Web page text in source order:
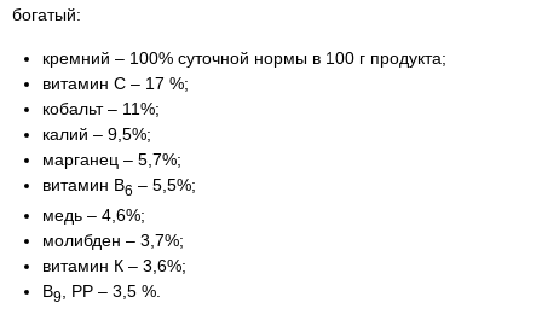
богатый:
кремний – 100% суточной нормы в 100 г продукта;
витамин С – 17 %;
кобальт – 11%;
калий – 9,5%;
марганец – 5,7%;
витамин В6 – 5,5%;
медь – 4,6%;
молибден – 3,7%;
витамин К – 3,6%;
В9 , РР – 3,5 %.